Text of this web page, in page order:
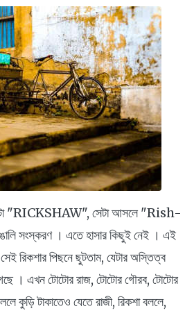
"RICKSHAW", সেটা আসলে "Rish-
সংস্করণ । এতে হাসার কিছুই নেই । এই
রিকশার পিছনে ছুটতাম, যেটার অস্তিত্ব
। এখন টোটোর রাজ, টোটোর গৌরব, টোটোর
কুড়ি টাকাতেও যেতে রাজী, রিকশা বললে,